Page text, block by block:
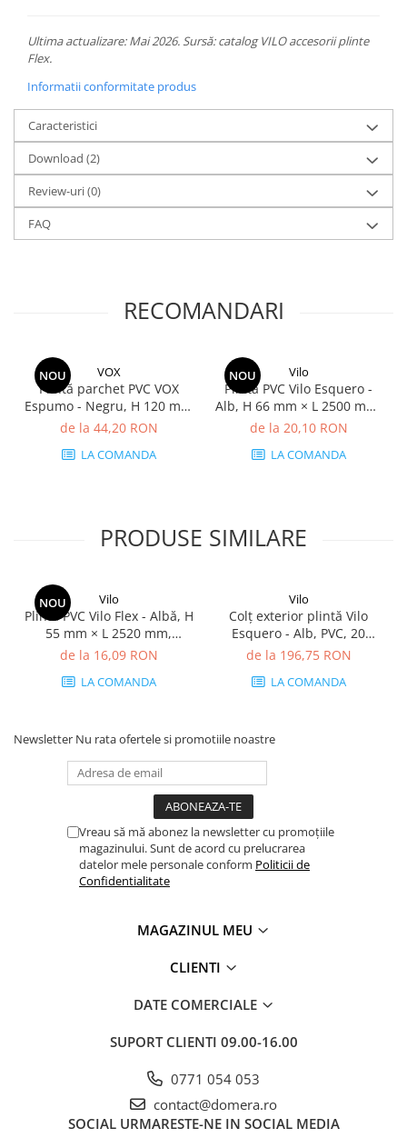
Ultima actualizare: Mai 2026. Sursă: catalog VILO accesorii plinte
Flex.
Informatii conformitate produs
Caracteristici
Download (2)
Review-uri(0)
FAQ
RECOMANDARI
NOU VOX
Plintă parchet PVC VOX
Espumo - Negru, H 120 mm
× L 2400 mm, grosime 16
de la 44,20 RON
LA COMANDA
NOU Vilo
Plintă PVC Vilo Esquero -
Alb, H 66 mm × L 2500 mm,
grosime 22 mm
de la 20,10 RON
LA COMANDA
PRODUSE SIMILARE
NOU Vilo
Plintă PVC Vilo Flex - Albă, H
55 mm × L 2520 mm,
grosime 22 mm
de la 16,09 RON
LA COMANDA
Vilo
Colț exterior plintă Vilo
Esquero - Alb, PVC, 20
buc/cutie, compatibil plintă
de la 196,75 RON
LA COMANDA
Newsletter Nu rata ofertele si promotiile noastre
Vreau să mă abonez la newsletter cu promoțiile
magazinului. Sunt de acord cu prelucrarea
datelor mele personale conform Politicii de
Confidentialitate
MAGAZINUL MEU
CLIENTI
DATE COMERCIALE
SUPORT CLIENTI 09.00-16.00
0771 054 053
contact@domera.ro
SOCIAL URMARESTE-NE IN SOCIAL MEDIA